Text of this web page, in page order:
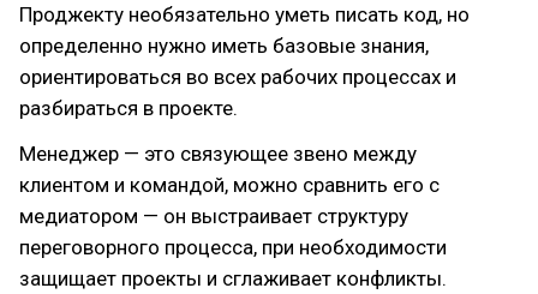
Проджекту необязательно уметь писать код, но
определенно нужно иметь базовые знания,
ориентироваться во всех рабочих процессах и
разбираться в проекте.
Менеджер — это связующее звено между
клиентом и командой, можно сравнить его с
медиатором — он выстраивает структуру
переговорного процесса, при необходимости
защищает проекты и сглаживает конфликты.